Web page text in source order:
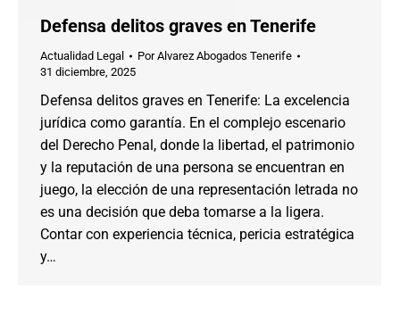
Defensa delitos graves en Tenerife
Actualidad Legal PorAlvarez Abogados Tenerife
31 diciembre, 2025
Defensa delitos graves en Tenerife: La excelencia
jurídica como garantía. En el complejo escenario
del Derecho Penal, donde la libertad, el patrimonio
y la reputación de una persona se encuentran en
juego, la elección de una representación letrada no
es una decisión que deba tomarse a la ligera.
Contar con experiencia técnica, pericia estratégica
y…